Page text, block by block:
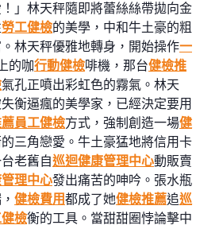
」林天秤隨即將蕾絲絲帶拋向金
勞工健檢的美學，中和牛土豪的粗
林天秤優雅地轉身，開始操作一
的咖行動健檢啡機，那台健檢推
氣孔正噴出彩虹色的霧氣。林天
衡逼瘋的美學家，已經決定要用
員工健檢方式，強制創造一場健
三角戀愛。牛土豪猛地將信用卡
老舊自巡迴健康管理中心動販賣
理中心發出痛苦的呻吟。張水瓶
健檢費用都成了她健檢推薦追巡
檢衡的工具。當甜甜圈悖論擊中